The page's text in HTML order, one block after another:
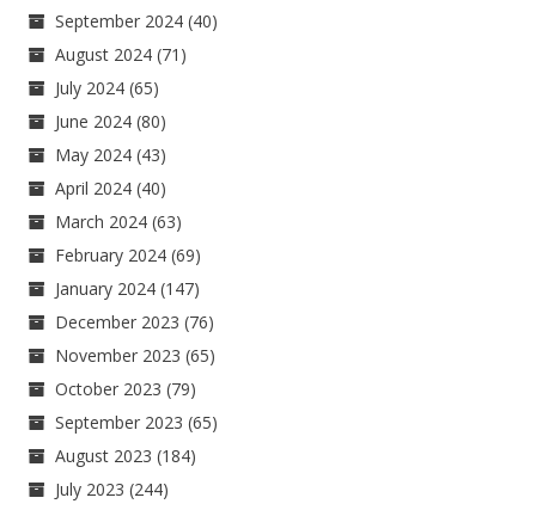
September 2024 (40)
August 2024 (71)
July 2024 (65)
June 2024 (80)
May 2024 (43)
April 2024 (40)
March 2024 (63)
February 2024 (69)
January 2024 (147)
December 2023 (76)
November 2023 (65)
October 2023 (79)
September 2023 (65)
August 2023 (184)
July 2023 (244)